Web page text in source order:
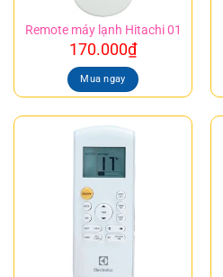
Remote máy lạnh Hitachi 01
170.000₫
Mua ngay